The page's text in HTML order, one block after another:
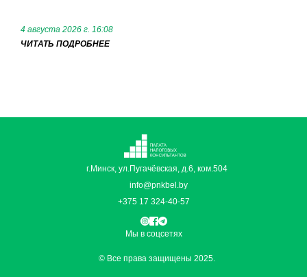
4 августа 2026 г. 16:08
ЧИТАТЬ ПОДРОБНЕЕ
г.Минск, ул.Пугачёвская, д.6, ком.504
info@pnkbel.by
+375 17 324-40-57
Мы в соцсетях
© Все права защищены 2025.